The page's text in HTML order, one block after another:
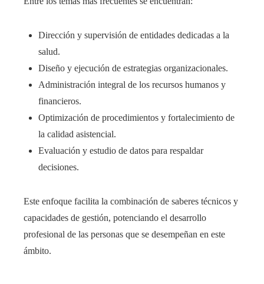
Dirección y supervisión de entidades dedicadas a la
salud.
Diseño y ejecución de estrategias organizacionales.
Administración integral de los recursos humanos y
financieros.
Optimización de procedimientos y fortalecimiento de
la calidad asistencial.
Evaluación y estudio de datos para respaldar
decisiones.
Este enfoque facilita la combinación de saberes técnicos y
capacidades de gestión, potenciando el desarrollo
profesional de las personas que se desempeñan en este
ámbito.